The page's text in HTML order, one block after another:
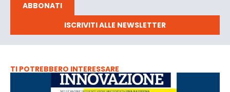
ABBONATI
ISCRIVITI ALLE NEWSLETTER
TI POTREBBERO INTERESSARE